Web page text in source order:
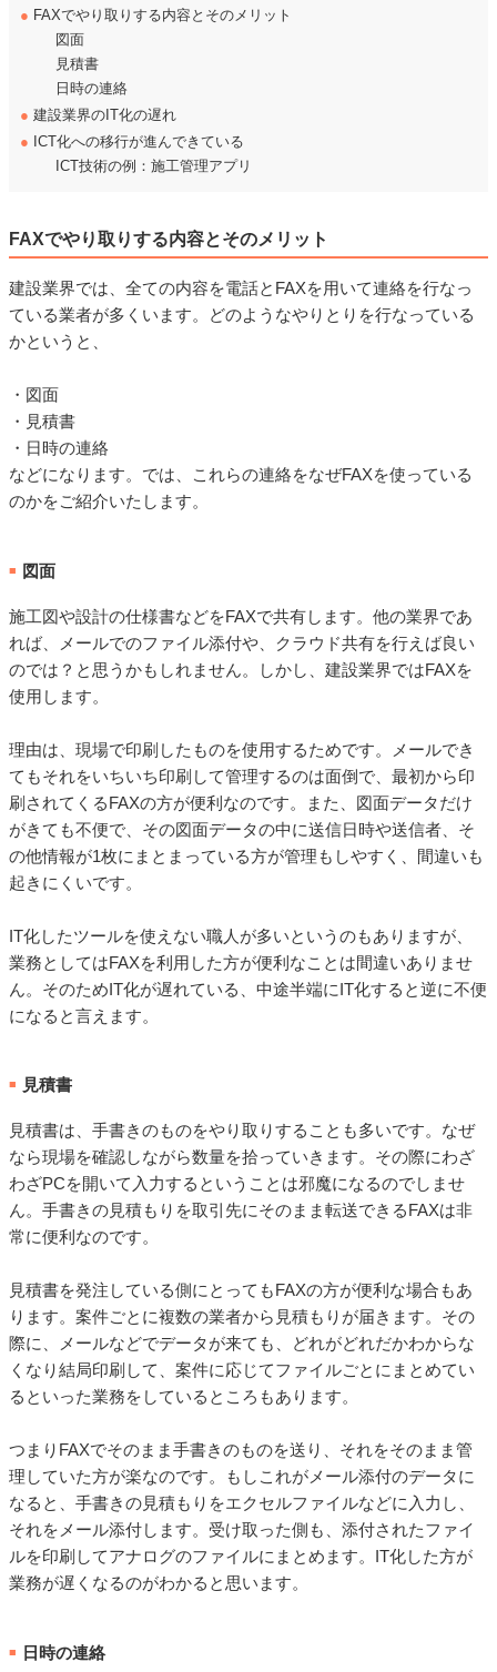
● FAXでやり取りする内容とそのメリット
図面
見積書
日時の連絡
● 建設業界のIT化の遅れ
● ICT化への移行が進んできている
ICT技術の例：施工管理アプリ
FAXでやり取りする内容とそのメリット
建設業界では、全ての内容を電話とFAXを用いて連絡を行なっ
ている業者が多くいます。どのようなやりとりを行なっている
かというと、
・図面
・見積書
・日時の連絡
などになります。では、これらの連絡をなぜFAXを使っている
のかをご紹介いたします。
■ 図面
施工図や設計の仕様書などをFAXで共有します。他の業界であ
れば、メールでのファイル添付や、クラウド共有を行えば良い
のでは？と思うかもしれません。しかし、建設業界ではFAXを
使用します。
理由は、現場で印刷したものを使用するためです。メールでき
てもそれをいちいち印刷して管理するのは面倒で、最初から印
刷されてくるFAXの方が便利なのです。また、図面データだけ
がきても不便で、その図面データの中に送信日時や送信者、そ
の他情報が1枚にまとまっている方が管理もしやすく、間違いも
起きにくいです。
IT化したツールを使えない職人が多いというのもありますが、
業務としてはFAXを利用した方が便利なことは間違いありませ
ん。そのためIT化が遅れている、中途半端にIT化すると逆に不便
になると言えます。
■ 見積書
見積書は、手書きのものをやり取りすることも多いです。なぜ
なら現場を確認しながら数量を拾っていきます。その際にわざ
わざPCを開いて入力するということは邪魔になるのでしませ
ん。手書きの見積もりを取引先にそのまま転送できるFAXは非
常に便利なのです。
見積書を発注している側にとってもFAXの方が便利な場合もあ
ります。案件ごとに複数の業者から見積もりが届きます。その
際に、メールなどでデータが来ても、どれがどれだかわからな
くなり結局印刷して、案件に応じてファイルごとにまとめてい
るといった業務をしているところもあります。
つまりFAXでそのまま手書きのものを送り、それをそのまま管
理していた方が楽なのです。もしこれがメール添付のデータに
なると、手書きの見積もりをエクセルファイルなどに入力し、
それをメール添付します。受け取った側も、添付されたファイ
ルを印刷してアナログのファイルにまとめます。IT化した方が
業務が遅くなるのがわかると思います。
■ 日時の連絡